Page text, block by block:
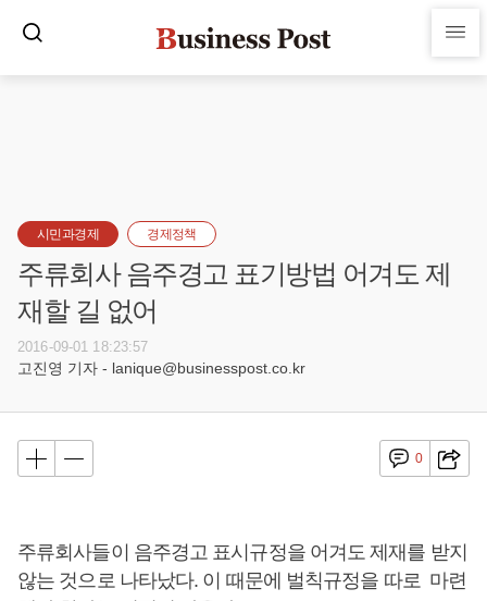
시민과경제 경제정책
주류회사 음주경고 표기방법 어겨도 제
재할 길 없어
2016-09-01 18:23:57
고진영 기자 - lanique@businesspost.co.kr
0
주류회사들이 음주경고 표시규정을 어겨도 제재를 받지
않는 것으로 나타났다. 이 때문에 벌칙규정을 따로 마련